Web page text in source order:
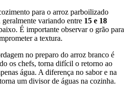
para o arroz parboilizado
variando entre 15 e 18
É importante observar o grão para
a textura.
no preparo do arroz branco é
os chefs, torna difícil o retorno ao
água. A diferença no sabor e na
um divisor de águas na cozinha.